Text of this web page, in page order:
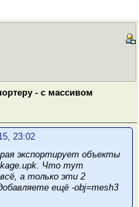
- с массивом
23:02
экспортирует объекты
Что тут
а только эти 2
ещё -obj=mesh3